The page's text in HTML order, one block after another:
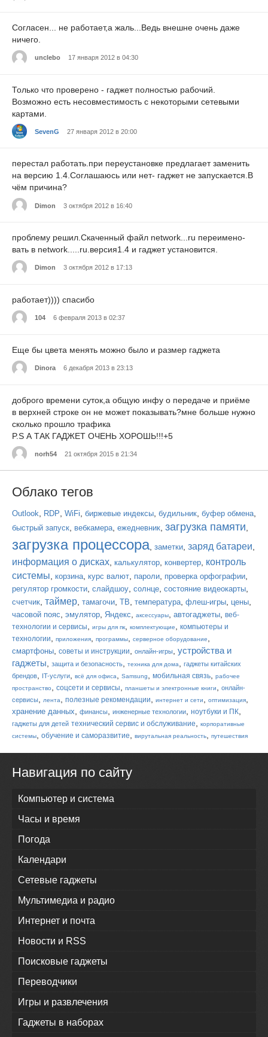
Согласен... не работает,а жаль...Ведь внешне очень даже
ничего.
unclebo 17 января 2012 в 04:30
Только что проверено - гаджет полностью рабочий.
Возможно есть несовместимость с некоторыми сетевыми
картами.
SevenG 27 января 2012 в 20:00
перестал работать.при переустановке предлагает заменить
на версию 1.4.Соглашаюсь или нет- гаджет не запускается.В
чём причина?
Dimon 3 октября 2012 в 16:40
проблему решил.Скаченный файл network...ru переимено-
вать в network.....ru.версия1.4 и гаджет установится.
Dimon 3 октября 2012 в 17:13
работает)))) спасибо
104 6 февраля 2013 в 02:37
Еще бы цвета менять можно было и размер гаджета
Dinora 6 декабря 2013 в 23:13
доброго времени суток,а общую инфу о передаче и приёме
в верхней строке он не может показывать?мне больше нужно
сколько прошло трафика
P.S А ТАК ГАДЖЕТ ОЧЕНЬ ХОРОШЬ!!!+5
norh54 21 октября 2015 в 21:34
Облако тегов
Outlook, RDP, WiFi, биржевые индексы, будильник, буфер обмена,
быстрый запуск, вебкамера, ежедневник, загрузка памяти,
загрузка процессора, заметки, заряд батареи,
информация о дисках, калькулятор, конвертер, контроль
системы, корзина, курс валют, пароли, проверка орфографии,
регулятор громкости, слайдшоу, солнце, состояние видеокарты,
счетчик, таймер, тамагочи, ТВ, температура, флеш-игры, цены,
часовой пояс, эмулятор, Яндекс, аксессуары, автогаджеты, веб-
технологии и сервисы, игры для пк, комплектующие, компьютеры и
технологии, приложения, программы, серверное оборудование,
смартфоны, советы и инструкции, онлайн-игры, устройства и
гаджеты, защита и безопасность, техника для дома, гаджеты китайских
брендов, IT-услуги, всё для офиса, Samsung, мобильная связь, рабочее
пространство, соцсети и сервисы, планшеты и электронные книги, онлайн-
сервисы, лента, полезные рекомендации, интернет и сети, оптимизация,
хранение данных, финансы, инженерные технологии, ноутбуки и ПК,
гаджеты для детей технический сервис и обслуживание, корпоративные
системы, обучение и саморазвитие, вирутальная реальность, путешествия
Навигация по сайту
Компьютер и система
Часы и время
Погода
Календари
Сетевые гаджеты
Мультимедиа и радио
Интернет и почта
Новости и RSS
Поисковые гаджеты
Переводчики
Игры и развлечения
Гаджеты в наборах